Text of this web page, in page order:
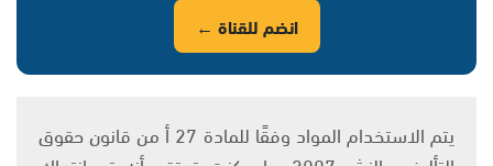
انضم للقناة ←
يتم الاستخدام المواد وفقًا للمادة 27 أ من قانون حقوق